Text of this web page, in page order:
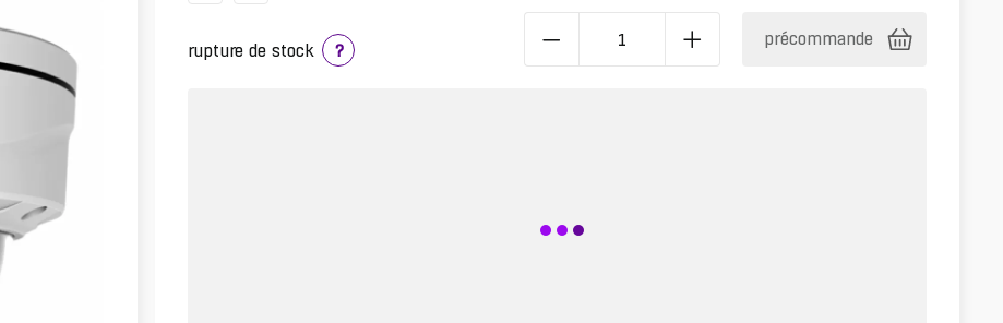
rupture de stock ?
précommande